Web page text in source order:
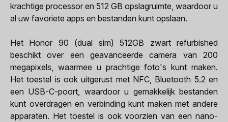
krachtige processor en 512 GB opslagruimte, waardoor u
al uw favoriete apps en bestanden kunt opslaan.
Het Honor 90 (dual sim) 512GB zwart refurbished
beschikt over een geavanceerde camera van 200
megapixels, waarmee u prachtige foto's kunt maken.
Het toestel is ook uitgerust met NFC, Bluetooth 5.2 en
een USB-C-poort, waardoor u gemakkelijk bestanden
kunt overdragen en verbinding kunt maken met andere
apparaten. Het toestel is ook voorzien van een nano-